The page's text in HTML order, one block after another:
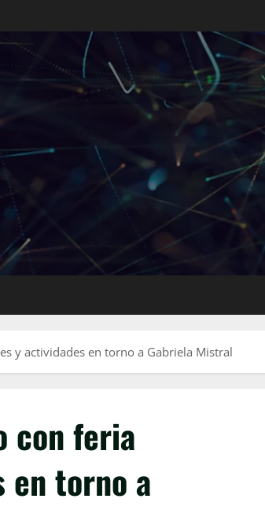
y actividades en torno a Gabriela Mistral
con feria
torno a